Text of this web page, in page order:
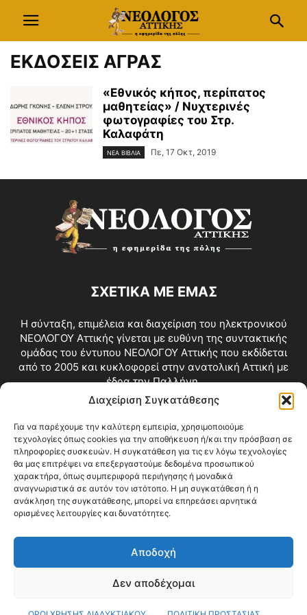
Διαχείριση Συγκατάθεσης
Για να παρέχουμε την καλύτερη εμπειρία, χρησιμοποιούμε
τεχνολογίες όπως cookies για την αποθήκευση ή/και την πρόσβαση σε
πληροφορίες συσκευών. Η συγκατάθεση για τις εν λόγω τεχνολογίες
θα μας επιτρέψει να επεξεργαστούμε δεδομένα προσωπικού
χαρακτήρα, όπως συμπεριφορά περιήγησης ή μοναδικά
αναγνωριστικά σε αυτόν τον ιστότοπο. Η μη συγκατάθεση ή η
ανάκληση της συγκατάθεσης, μπορεί να επηρεάσει αρνητικά
ορισμένες λειτουργίες και δυνατότητες.
Αποδοχή
Δεν αποδέχομαι
ΕΚΔΟΣΕΙΣ ΑΓΡΑΣ
«Εθνικός κήπος, περίπατος
μαθητείας» / Νυχτερινές
φωτογραφίες του Στρ.
Καλαφάτη
ΝΕΑ ΒΙΒΛΙΑ Πε, 17 Οκτ, 2019
ΣΧΕΤΙΚΑ ΜΕ ΕΜΑΣ
Η σύνταξη, επιμέλεια και διαχείριση του ηλεκτρονικού
ΝΕΟΛΟΓΟΥ Αττικής γίνεται με ευθύνη της συντακτικής
ομάδας του έντυπου ΝΕΟΛΟΓΟΥ Αττικής που εκδίδεται
από το 2005 και κυκλοφορεί στην ανατολική Αττική με
έδρα την Παλλήνη.
Επικοινωνία:info@neologosattikis.gr
ΑΚΟΛΟΥΘΗΣΕ ΜΑΣ
Videos Όροι Χρήσης